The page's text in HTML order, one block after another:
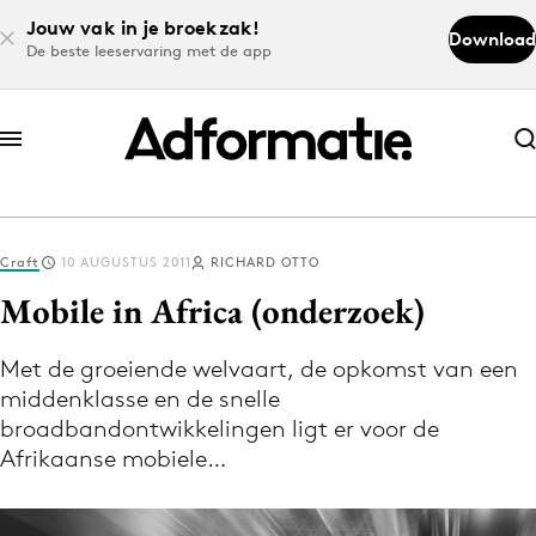
Jouw vak in je broekzak!
De beste leeservaring met de app
Download
Abonneer nu
Abonneer nu
Log in
Download de app
Volg het laatste nieuws via de Adformatie
Nieuws app
Craft 10 AUGUSTUS 2011 RICHARD OTTO
Mobile in Africa (onderzoek)
Met de groeiende welvaart, de opkomst van een
middenklasse en de snelle
broadbandontwikkelingen ligt er voor de
Afrikaanse mobiele…